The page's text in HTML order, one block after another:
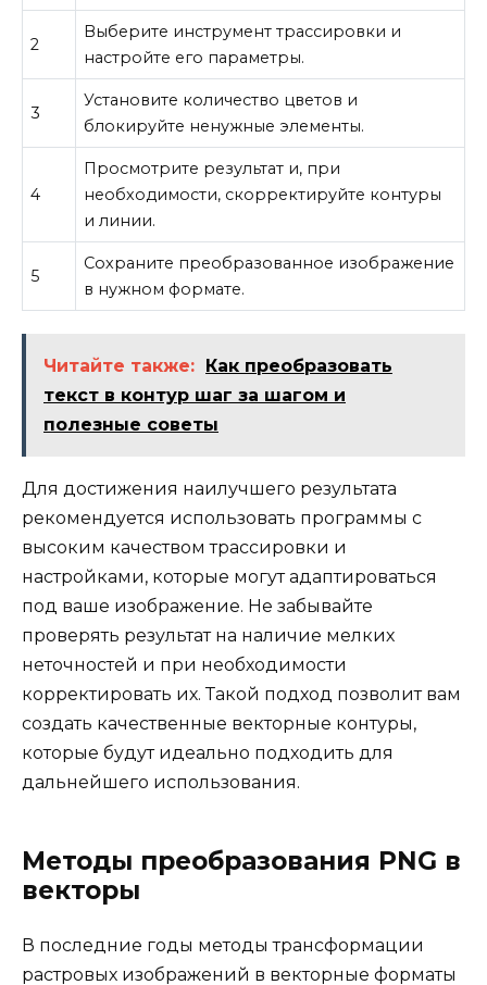
2
Выберите инструмент трассировки и
настройте его параметры.
3
Установите количество цветов и
блокируйте ненужные элементы.
4
Просмотрите результат и, при
необходимости, скорректируйте контуры
и линии.
5
Сохраните преобразованное изображение
в нужном формате.
Читайте также:
Как преобразовать
текст в контур шаг за шагом и
полезные советы
Для достижения наилучшего результата
рекомендуется использовать программы с
высоким качеством трассировки и
настройками, которые могут адаптироваться
под ваше изображение. Не забывайте
проверять результат на наличие мелких
неточностей и при необходимости
корректировать их. Такой подход позволит вам
создать качественные векторные контуры,
которые будут идеально подходить для
дальнейшего использования.
Методы преобразования PNG в
векторы
В последние годы методы трансформации
растровых изображений в векторные форматы